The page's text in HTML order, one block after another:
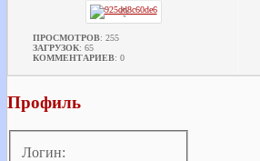
ПРОСМОТРОВ: 255
ЗАГРУЗОК: 65
КОММЕНТАРИЕВ: 0
Профиль
Логин: